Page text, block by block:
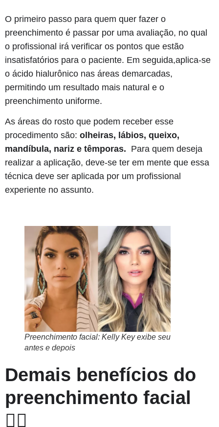
O primeiro passo para quem quer fazer o
preenchimento é passar por uma avaliação, no qual
o profissional irá verificar os pontos que estão
insatisfatórios para o paciente. Em seguida,aplica-se
o ácido hialurônico nas áreas demarcadas,
permitindo um resultado mais natural e o
preenchimento uniforme.
As áreas do rosto que podem receber esse
procedimento são: olheiras, lábios, queixo,
mandíbula, nariz e têmporas. Para quem deseja
realizar a aplicação, deve-se ter em mente que essa
técnica deve ser aplicada por um profissional
experiente no assunto.
Preenchimento facial: Kelly Key exibe seu
antes e depois
Demais benefícios do
preenchimento facial
💆‍♀️